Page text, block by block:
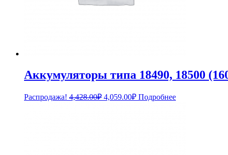
Аккумуляторы типа 18490, 18500
Распродажа! 4,428.00₽ Первоначальная
4,059.00₽Текущая
Подробнее